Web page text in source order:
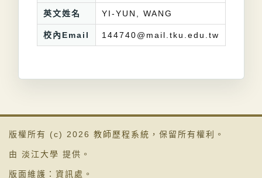
英文姓名 YI-YUN, WANG
校內Email 144740@mail.tku.edu.tw
版權所有 (c) 2026 教師歷程系統 ，保留所有權利。
由 淡江大學 提供。
版面維護： 資訊處 。